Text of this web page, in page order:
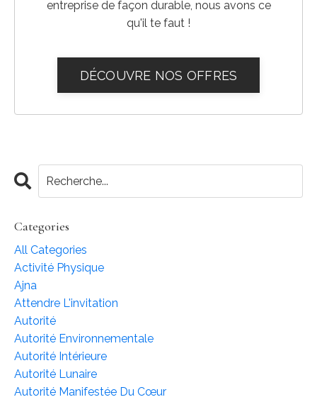
entreprise de façon durable, nous avons ce
qu'il te faut !
DÉCOUVRE NOS OFFRES
Categories
All Categories
Activité Physique
Ajna
Attendre L'invitation
Autorité
Autorité Environnementale
Autorité Intérieure
Autorité Lunaire
Autorité Manifestée Du Cœur